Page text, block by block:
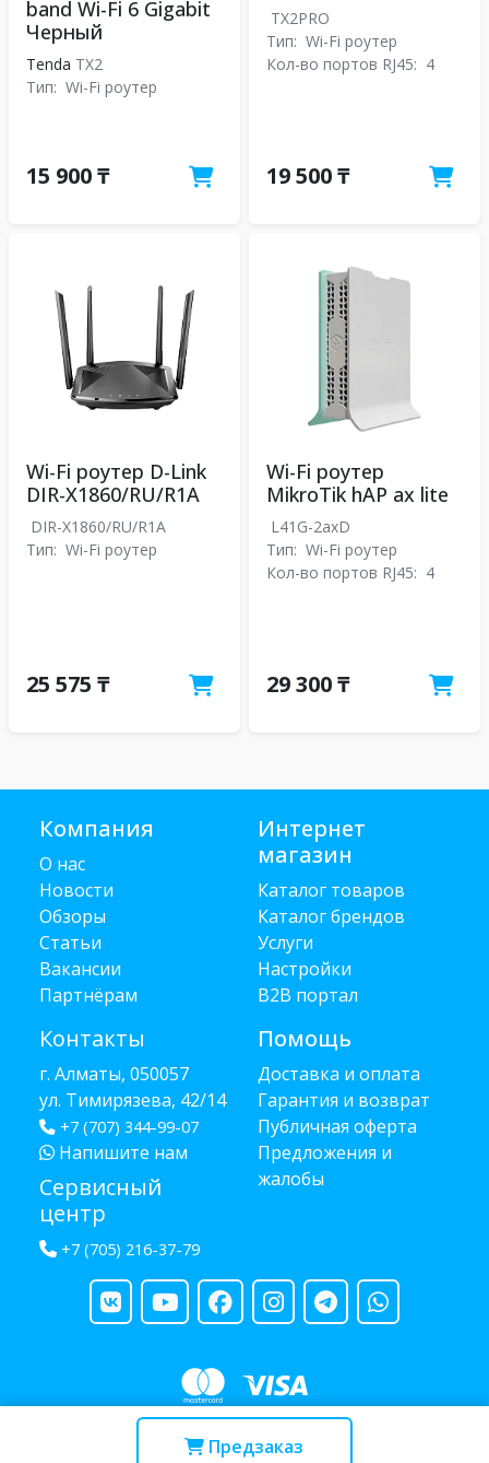
Предзаказ
band Wi-Fi 6 Gigabit
Черный
Tenda TX2
Тип: Wi-Fi роутер
15 900 ₸
TX2PRO
Тип: Wi-Fi роутер
Кол-во портов RJ45: 4
19 500 ₸
Wi-Fi роутер D-Link
DIR-X1860/RU/R1A
DIR-X1860/RU/R1A
Тип: Wi-Fi роутер
25 575 ₸
Wi-Fi роутер
MikroTik hAP ax lite
L41G-2axD
Тип: Wi-Fi роутер
Кол-во портов RJ45: 4
29 300 ₸
Компания
О нас
Новости
Обзоры
Статьи
Вакансии
Партнёрам
Контакты
г. Алматы, 050057
ул. Тимирязева, 42/14
+7 (707) 344-99-07
Напишите нам
Сервисный
центр
+7 (705) 216-37-79
Интернет
магазин
Каталог товаров
Каталог брендов
Услуги
Настройки
B2B портал
Помощь
Доставка и оплата
Гарантия и возврат
Публичная оферта
Предложения и
жалобы
Copyright © 2013 - 2026 RUBA - разработано